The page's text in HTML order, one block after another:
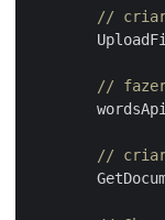
// criar
// fazer
// criar